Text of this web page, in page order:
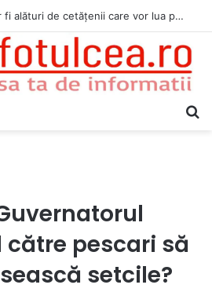
Jandarmii tulceni vor fi alături de cetățenii care vor lua parte la Festivalul Folk Țestos
către pescari să
setcile?